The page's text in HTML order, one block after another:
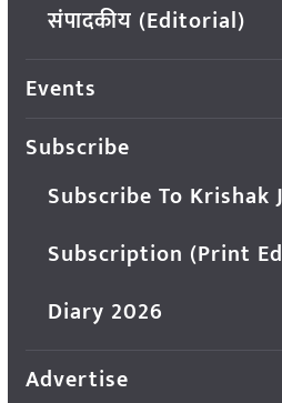
संपादकीय (Editorial)
Events
Subscribe
Subscribe To
Subscription (Print
Diary 2026
Advertise